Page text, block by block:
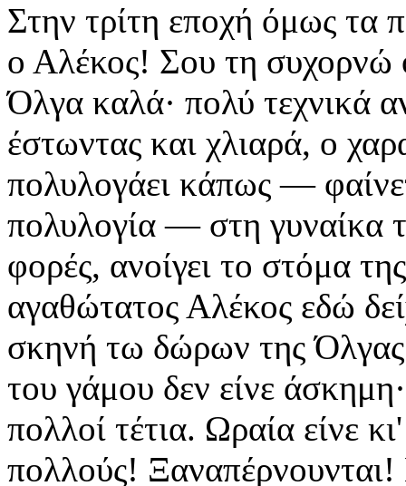
Στην τρίτη εποχή όμως τα
ο Αλέκος! Σου τη συχορνώ
Όλγα καλά· πολύ τεχνικά
έστωντας και χλιαρά, ο
πολυλογάει κάπως —
πολυλογία — στη γυναίκα
φορές, ανοίγει το στόμα
αγαθώτατος Αλέκος εδώ
σκηνή τω δώρων της
του γάμου δεν είνε
πολλοί τέτια. Ωραία είνε
πολλούς!